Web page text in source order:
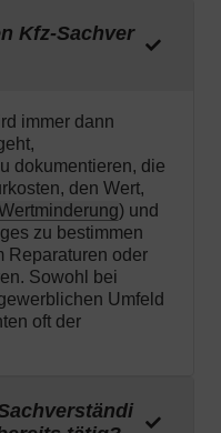
Kfz-Sachver
immer dann
dokumentieren, die
den Wert,
) und
zu bestimmen
Reparaturen oder
Sowohl bei
Umfeld
oft der